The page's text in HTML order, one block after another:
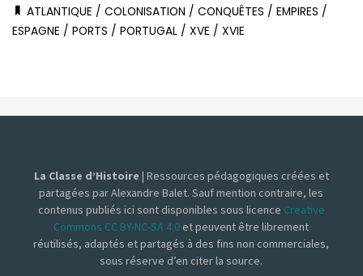
ATLANTIQUE /COLONISATION /CONQUÊTES /EMPIRES /
ESPAGNE /PORTS /PORTUGAL /XVE /XVIE
La Classe d’Histoire | Ressources pédagogiques créées et
partagées par Alexandre Balet. Sauf mention contraire, les
contenus publiés ici sont disponibles sous licence Creative
Commons CC BY-NC-SA 4.0 et peuvent être librement
réutilisés, adaptés et partagés à des fins non commerciales,
sous réserve d’en citer la source.